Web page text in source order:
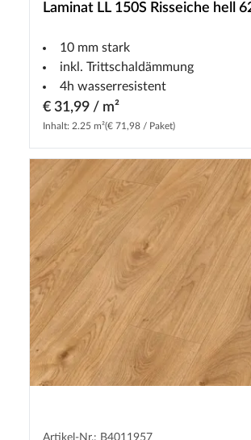
Laminat LL 150S Risseiche hell
10 mm stark
inkl. Trittschaldämmung
4h wasserresistent
€ 31,99 / m²
Inhalt: 2.25 m²(€ 71,98 / Paket)
Artikel-Nr.: B4011957